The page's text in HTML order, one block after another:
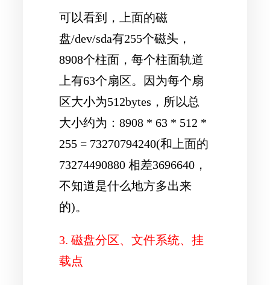
可以看到，上面的磁
盘/dev/sda有255个磁头，
8908个柱面，每个柱面轨道
上有63个扇区。因为每个扇
区大小为512bytes，所以总
大小约为：8908 * 63 * 512 *
255 = 73270794240(和上面的
73274490880 相差3696640，
不知道是什么地方多出来
的)。
3. 磁盘分区、文件系统、挂
载点